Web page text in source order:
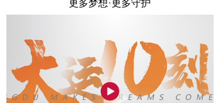
更多梦想·更多守护